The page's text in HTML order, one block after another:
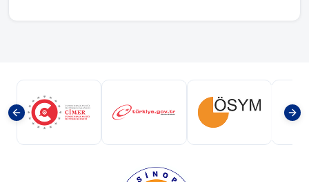
(yeni sekmede açılır)(yeni sekmede açılır)(yeni sekmede